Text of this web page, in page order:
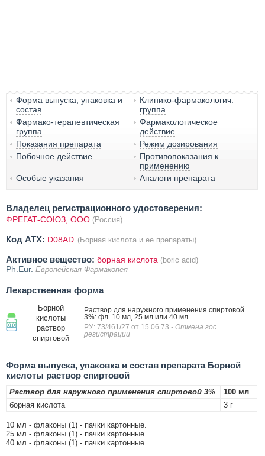
Форма выпуска, упаковка и
состав
Клинико-фармакологич.
группа
Фармако-терапевтическая
группа
Фармакологическое
действие
Показания препарата
Режим дозирования
Побочное действие
Противопоказания к
применению
Особые указания
Аналоги препарата
Владелец регистрационного удостоверения:
ФРЕГАТ-СОЮЗ, ООО (Россия)
Код ATX: D08AD (Борная кислота и ее препараты)
Активное вещество: борная кислота (boric acid)
Ph.Eur. Европейская Фармакопея
Лекарственная форма
Борной
кислоты
раствор
спиртовой
Раствор для наружного применения спиртовой
3%: фл. 10 мл, 25 мл или 40 мл
РУ: 73/461/27 от 15.06.73 - Отмена гос.
регистрации
Форма выпуска, упаковка и состав препарата Борной
кислоты раствор спиртовой
Раствор для наружного применения спиртовой 3%
100 мл
борная кислота
3 г
10 мл - флаконы (1) - пачки картонные.
25 мл - флаконы (1) - пачки картонные.
40 мл - флаконы (1) - пачки картонные.